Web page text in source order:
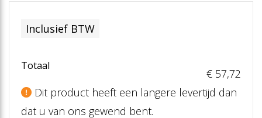
Inclusief BTW
Totaal
€ 57,72
Dit product heeft een langere levertijd dan
dat u van ons gewend bent.